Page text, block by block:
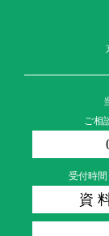
ご相
受付時
資